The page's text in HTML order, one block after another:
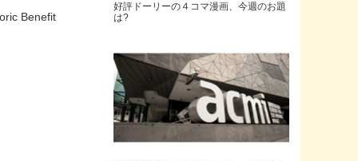
Benefit
好評ドーリーの４コマ漫画、今週のお題
は?